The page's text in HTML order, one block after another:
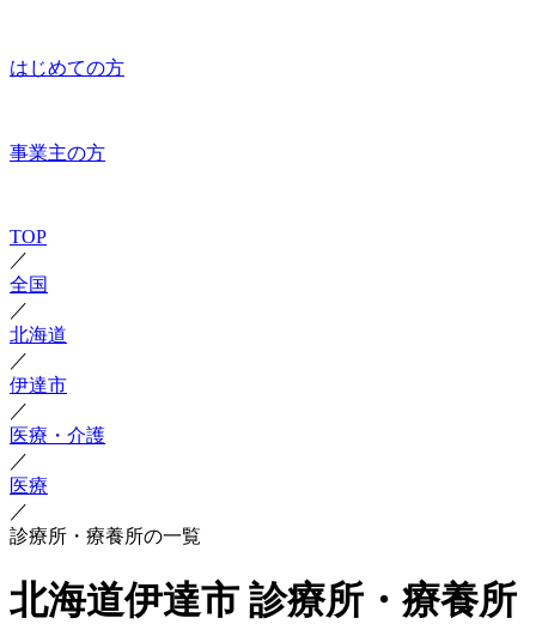
はじめての方
事業主の方
TOP
／
全国
／
北海道
／
伊達市
／
医療・介護
／
医療
／
診療所・療養所の一覧
北海道伊達市 診療所・療養所